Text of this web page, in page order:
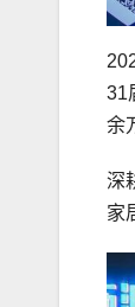
31
余
深
家